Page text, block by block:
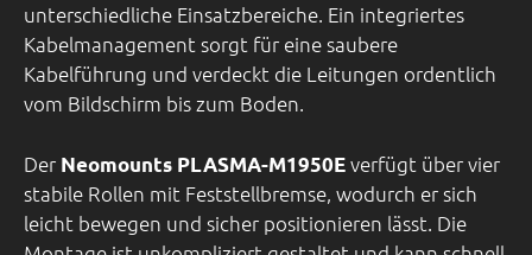
unterschiedliche Einsatzbereiche. Ein integriertes
Kabelmanagement sorgt für eine saubere
Kabelführung und verdeckt die Leitungen ordentlich
vom Bildschirm bis zum Boden.
Der Neomounts PLASMA-M1950Everfügt über vier
stabile Rollen mit Feststellbremse, wodurch er sich
leicht bewegen und sicher positionieren lässt. Die